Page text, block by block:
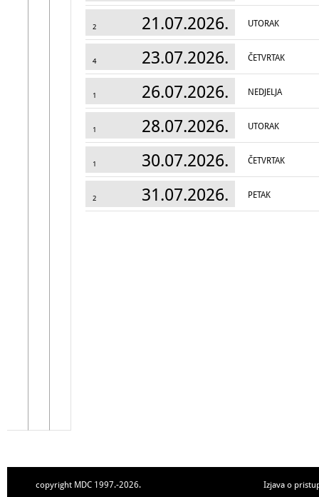
2 21.07.2026. UTORAK
4 23.07.2026. ČETVRTAK
1 26.07.2026. NEDJELJA
1 28.07.2026. UTORAK
1 30.07.2026. ČETVRTAK
2 31.07.2026. PETAK
copyright MDC 1997.-2026. Izjava o